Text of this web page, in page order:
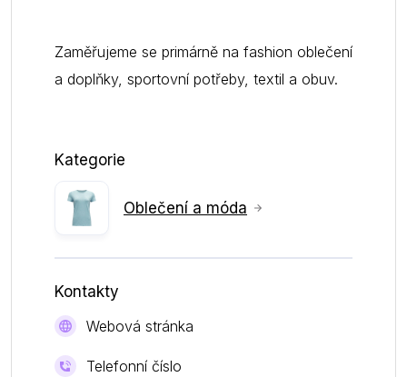
Zaměřujeme se primárně na fashion oblečení
a doplňky, sportovní potřeby, textil a obuv.
Kategorie
Oblečení a móda
Kontakty
Webová stránka
Telefonní číslo